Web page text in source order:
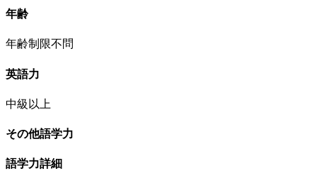
年齢
年齢制限不問
英語力
中級以上
その他語学力
語学力詳細